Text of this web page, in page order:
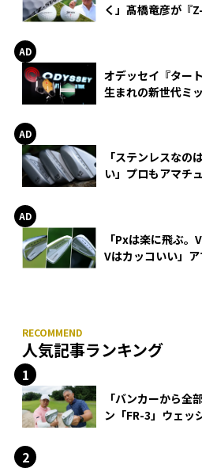
く」髙橋竜彦が『
オデッセイ『ター
生まれの新世代ミ
「ステンレスなの
い」プロもアマチ
「Pxは楽に飛ぶ
Vはカッコいい」
人気記事ランキング
「バンカーから全
ン「FR-3」ウェッ